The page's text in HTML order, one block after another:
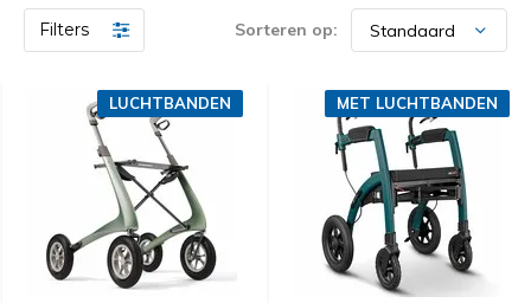
Filters Sorteren op:
LUCHTBANDEN MET LUCHTBANDEN